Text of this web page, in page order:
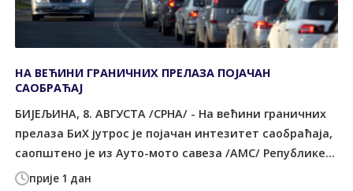
прије 1 дан
НА ВЕЋИНИ ГРАНИЧНИХ ПРЕЛАЗА ПОЈАЧАН
САОБРАЋАЈ
БИЈЕЉИНА, 8. АВГУСТА /СРНА/ - На већини граничних
прелаза БиХ јутрос је појачан интезитет саобраћаја,
саопштено је из Ауто-мото савеза /АМС/ Републике...